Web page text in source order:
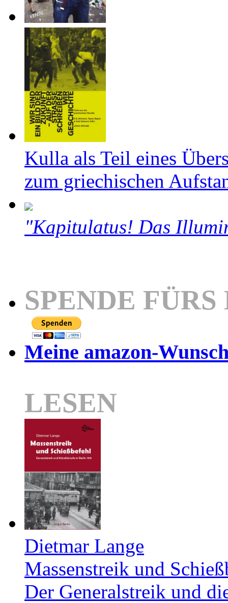
Kulla als Teil eines
zum griechischen
"Kapitulatus! Das
SPENDE
Meine amazon-
LESEN
Dietmar Lange
Massenstreik und
Der Generalstreik und